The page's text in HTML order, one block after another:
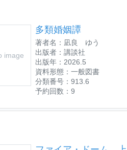
image
多類婚姻譚
著者名：凪良 ゆう
出版者：講談社
出版年：2026.5
資料形態：一般図書
分類番号：913.6
予約回数：9